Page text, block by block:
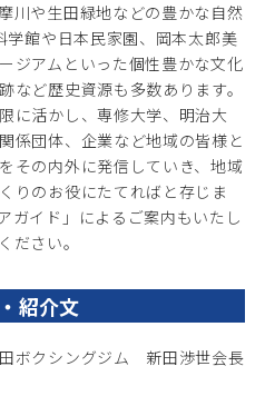
川や生田緑地などの豊かな自然
学館や日本民家園、岡本太郎美
ジアムといった個性豊かな文化
など歴史資源も多数あります。
に活かし、専修大学、明治大
係団体、企業など地域の皆様と
その内外に発信していき、地域
りのお役にたてればと存じま
ガイド」によるご案内もいたし
ださい。
紹介文
ボクシングジム 新田渉世会長